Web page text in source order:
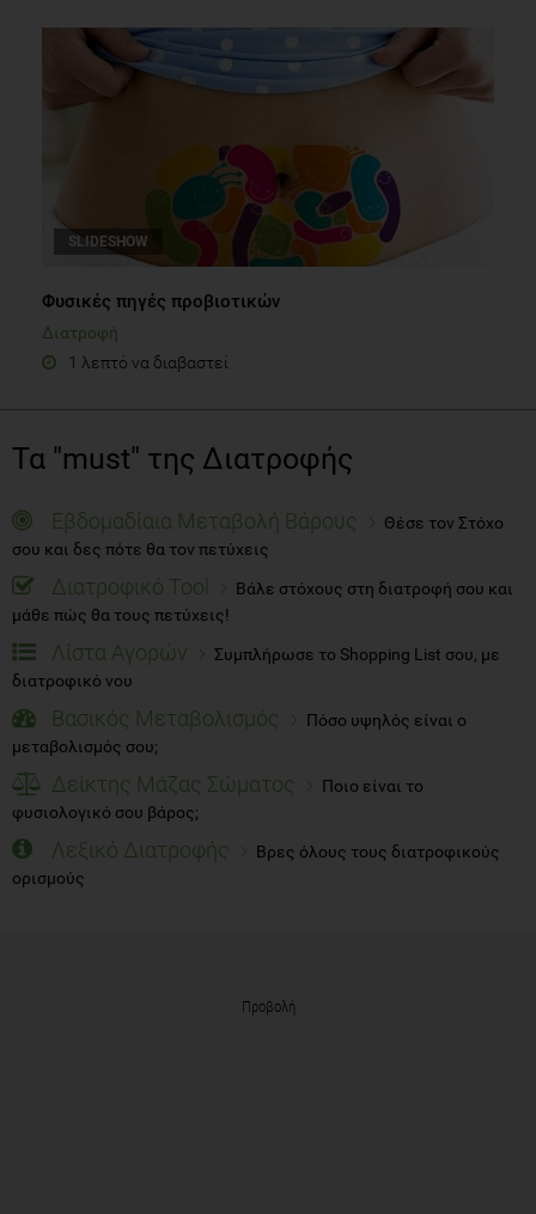
SLIDESHOW
Φυσικές πηγές προβιοτικών
Διατροφή
1 λεπτό να διαβαστεί
Τα "must" της Διατροφής
Εβδομαδίαια Μεταβολή Βάρους
Θέσε τον Στόχο
σου και δες πότε θα τον πετύχεις
Διατροφικό Tool
Βάλε στόχους στη διατροφή σου και
μάθε πώς θα τους πετύχεις!
Λίστα Αγορών
Συμπλήρωσε το Shopping List σου, με
διατροφικό νου
Βασικός Μεταβολισμός
Πόσο υψηλός είναι ο
μεταβολισμός σου;
Δείκτης Μάζας Σώματος
Ποιο είναι το
φυσιολογικό σου βάρος;
Λεξικό Διατροφής
Βρες όλους τους διατροφικούς
ορισμούς
Προβολή